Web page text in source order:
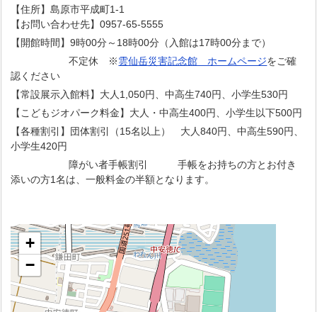
【住所】島原市平成町1-1
【お問い合わせ先】0957-65-5555
【開館時間】9時00分～18時00分（入館は17時00分まで）
不定休 ※雲仙岳災害記念館 ホームページをご確
認ください
【常設展示入館料】大人1,050円、中高生740円、小学生530円
【こどもジオパーク料金】大人・中高生400円、小学生以下500円
【各種割引】団体割引（15名以上） 大人840円、中高生590円、
小学生420円
障がい者手帳割引 手帳をお持ちの方とお付き
添いの方1名は、一般料金の半額となります。